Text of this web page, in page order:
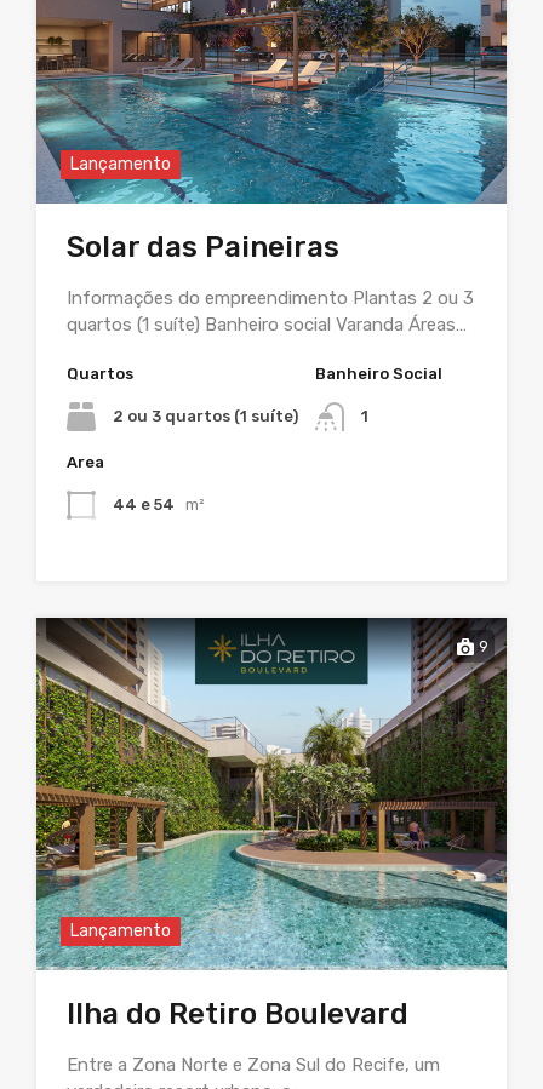
Lançamento
Solar das Paineiras
Informações do empreendimento Plantas 2 ou 3
quartos (1 suíte) Banheiro social Varanda Áreas…
Quartos
2 ou 3 quartos (1 suíte)
Banheiro Social
1
Area
44 e 54 m²
9
Lançamento
Ilha do Retiro Boulevard
Entre a Zona Norte e Zona Sul do Recife, um